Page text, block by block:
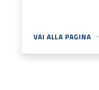
VAI ALLA PAGINA